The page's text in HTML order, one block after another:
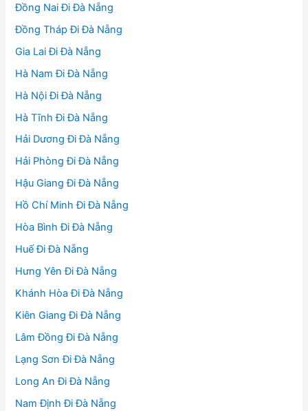
Đồng Nai Đi Đà Nẵng
Đồng Tháp Đi Đà Nẵng
Gia Lai Đi Đà Nẵng
Hà Nam Đi Đà Nẵng
Hà Nội Đi Đà Nẵng
Hà Tĩnh Đi Đà Nẵng
Hải Dương Đi Đà Nẵng
Hải Phòng Đi Đà Nẵng
Hậu Giang Đi Đà Nẵng
Hồ Chí Minh Đi Đà Nẵng
Hòa Bình Đi Đà Nẵng
Huế Đi Đà Nẵng
Hưng Yên Đi Đà Nẵng
Khánh Hòa Đi Đà Nẵng
Kiên Giang Đi Đà Nẵng
Lâm Đồng Đi Đà Nẵng
Lạng Sơn Đi Đà Nẵng
Long An Đi Đà Nẵng
Nam Định Đi Đà Nẵng